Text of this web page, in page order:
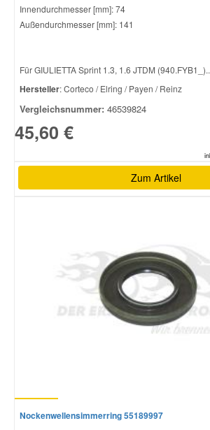
Innendurchmesser [mm]: 74
Außendurchmesser [mm]: 141
Für GIULIETTA Sprint 1.3, 1.6 JTDM
Hersteller: Corteco / Elring / Payen / Reinz
Vergleichsnummer: 46539824
45,60 €
Zum Artikel
Nockenwellensimmerring 55189997